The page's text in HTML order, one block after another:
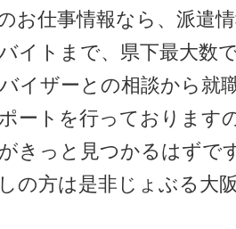
お仕事情報なら、派遣
イトまで、県下最大数
イザーとの相談から就
ートを行っております
きっと見つかるはずで
の方は是非じょぶる大